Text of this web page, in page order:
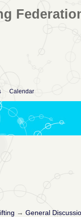
Calendar
→ General